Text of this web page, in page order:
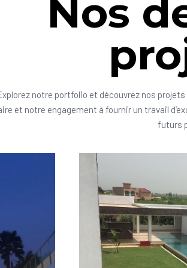
Nos
notre portfolio et découvrez nos
et notre engagement à fournir un travail
futurs